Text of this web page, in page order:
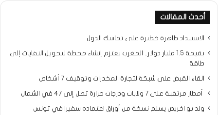
أحدث المقالات
الاستبداد ظاهرة خطيرة على تماسك الدول
بقيمة 1.5 مليار دولار.. المغرب يعتزم إنشاء محطة لتحويل النفايات إلى
طاقة
القاء القبض على شبكة لتجارة المخدرات وتوقيف 7 أشخاص
أمطار مرتقبة على 7 ولايات ودرجات حرارة تصل إلى 47 في الشمال
ولد بو اخريص يسلم نسخة من أوراق اعتماده سفيرا في تونس